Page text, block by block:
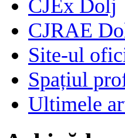
CJEx Dolj
CJRAE
Site-ul
Spațiul
Ultimele